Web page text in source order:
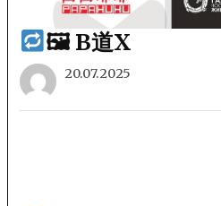
🖼 В道Х
20.07.2025